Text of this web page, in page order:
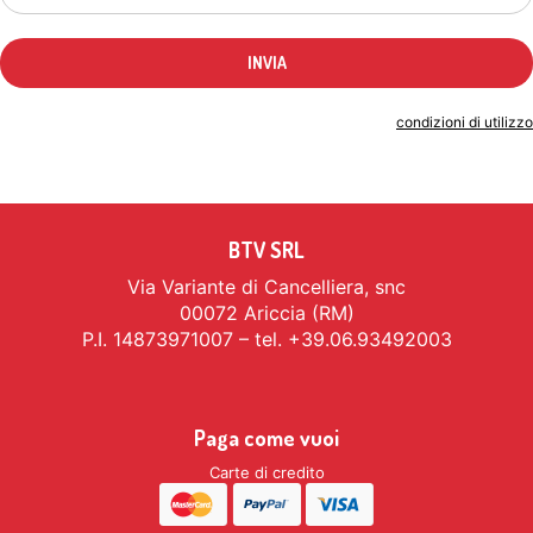
condizioni di utilizzo
BTV SRL
Via Variante di Cancelliera, snc
00072 Ariccia (RM)
P.I. 14873971007 – tel. +39.06.93492003
Paga come vuoi
Carte di credito